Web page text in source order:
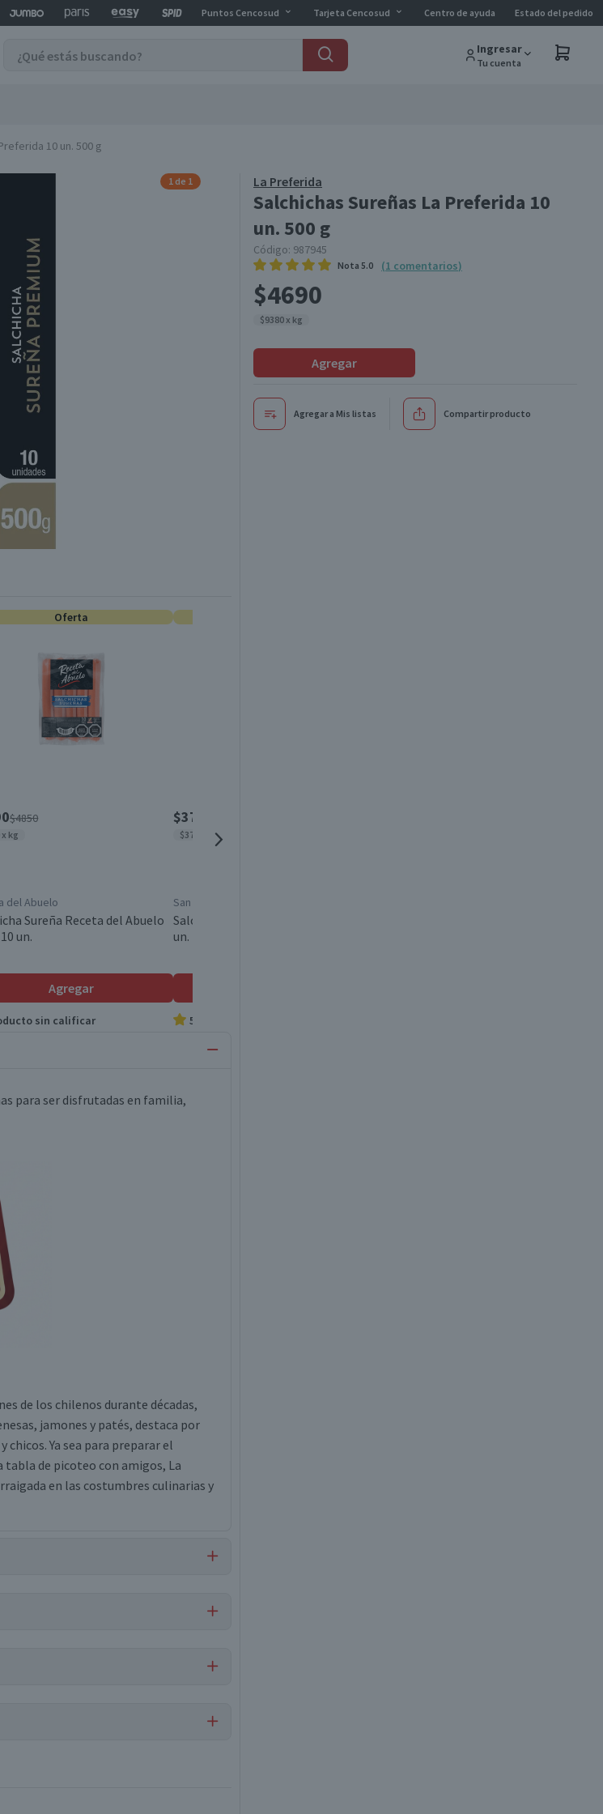
Puntos Cencosud Tarjeta Cencosud Centro de ayuda Estado del pedido
Ingresar
Tu cuenta
10 un. 500 g
La Preferida
Salchichas Sureñas La Preferida 10
un. 500 g
Código: 987945
Nota 5.0 (1 comentarios)
$4690
$9380 x kg
Agregar
Agregar a Mis listas Compartir producto
1 de 1
Oferta
$4850
x kg
del Abuelo
Sureña Receta del Abuelo
un.
Agregar
sin calificar
$3790
$3790 x kg
San Jorge
Salchicha Sureña San Jorge 1 kg 20
un.
5.0
para ser disfrutadas en familia,
de los chilenos durante décadas,
jamones y patés, destaca por
Ya sea para preparar el
de picoteo con amigos, La
en las costumbres culinarias y